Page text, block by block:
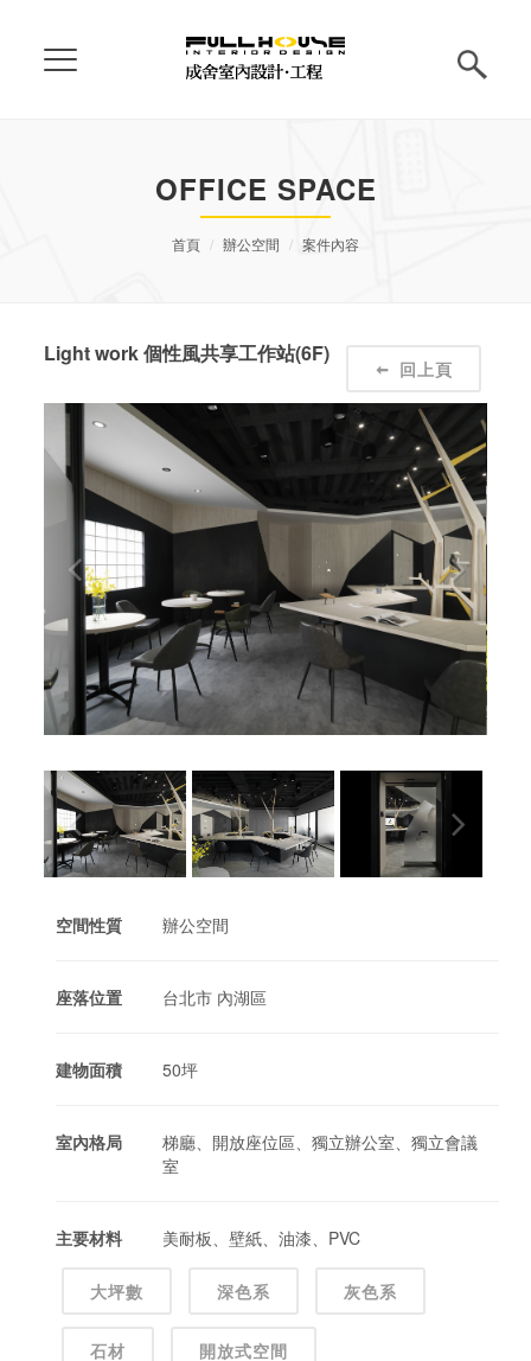
OFFICE SPACE
首頁 辦公空間 案件內容
Light work 個性風共享工作站(6F)
回上頁
空間性質 辦公空間
座落位置 台北市 內湖區
建物面積 50坪
室內格局
梯廳、開放座位區、獨立辦公室、獨立會議
室
主要材料 美耐板、壁紙、油漆、PVC
大坪數 深色系 灰色系
石材 開放式空間